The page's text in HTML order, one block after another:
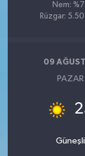
Nem: %71
Rüzgar:
09
PAZAR
Güneşli